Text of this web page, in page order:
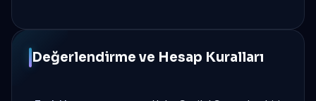
Değerlendirme ve Hesap Kuralları